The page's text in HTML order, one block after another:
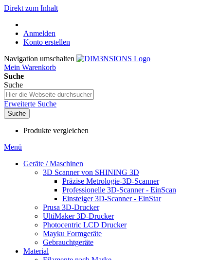
Direkt zum Inhalt
Anmelden
Konto erstellen
Navigation umschalten
Mein Warenkorb
Suche
Suche
Erweiterte Suche
Suche
Produkte vergleichen
Menü
Geräte / Maschinen
3D Scanner von SHINING 3D
Präzise Metrologie-3D-Scanner
Professionelle 3D-Scanner - EinScan
Einsteiger 3D-Scanner - EinStar
Prusa 3D-Drucker
UltiMaker 3D-Drucker
Photocentric LCD Drucker
Mayku Formgeräte
Gebrauchtgeräte
Material